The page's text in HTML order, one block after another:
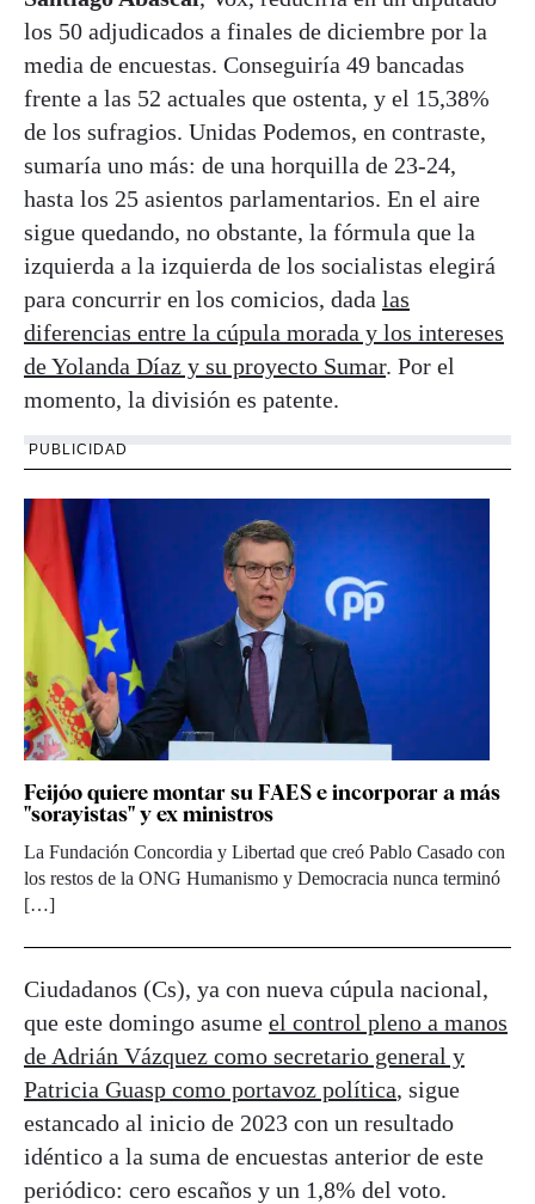
los 50 adjudicados a finales de diciembre por la
media de encuestas. Conseguiría 49 bancadas
frente a las 52 actuales que ostenta, y el 15,38%
de los sufragios. Unidas Podemos, en contraste,
sumaría uno más: de una horquilla de 23-24,
hasta los 25 asientos parlamentarios. En el aire
sigue quedando, no obstante, la fórmula que la
izquierda a la izquierda de los socialistas elegirá
para concurrir en los comicios, dada las
diferencias entre la cúpula morada y los intereses
de Yolanda Díaz y su proyecto Sumar. Por el
momento, la división es patente.
PUBLICIDAD
Feijóo quiere montar su FAES e incorporar a más
"sorayistas" y ex ministros
La Fundación Concordia y Libertad que creó Pablo Casado con
los restos de la ONG Humanismo y Democracia nunca terminó
[…]
Ciudadanos (Cs), ya con nueva cúpula nacional,
que este domingo asume el control pleno a manos
de Adrián Vázquez como secretario general y
Patricia Guasp como portavoz política, sigue
estancado al inicio de 2023 con un resultado
idéntico a la suma de encuestas anterior de este
periódico: cero escaños y un 1,8% del voto.